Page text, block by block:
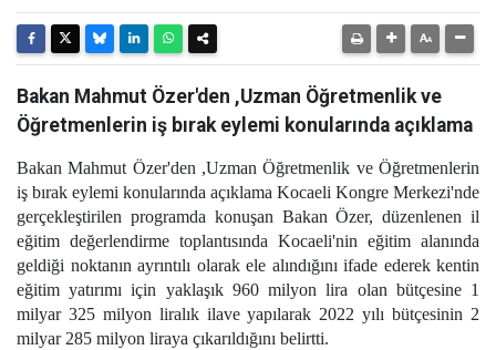
Bakan Mahmut Özer'den ,Uzman Öğretmenlik ve
Öğretmenlerin iş bırak eylemi konularında açıklama
Bakan Mahmut Özer'den ,Uzman Öğretmenlik ve Öğretmenlerin
iş bırak eylemi konularında açıklama Kocaeli Kongre Merkezi'nde
gerçekleştirilen programda konuşan Bakan Özer, düzenlenen il
eğitim değerlendirme toplantısında Kocaeli'nin eğitim alanında
geldiği noktanın ayrıntılı olarak ele alındığını ifade ederek kentin
eğitim yatırımı için yaklaşık 960 milyon lira olan bütçesine 1
milyar 325 milyon liralık ilave yapılarak 2022 yılı bütçesinin 2
milyar 285 milyon liraya çıkarıldığını belirtti.